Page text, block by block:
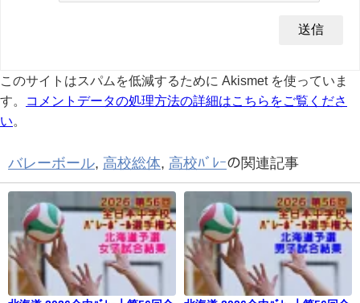
このサイトはスパムを低減するために Akismet を使っていま
す。
コメントデータの処理方法の詳細はこちらをご覧くださ
い。
バレーボール, 高校総体, 高校ﾊﾞﾚｰの関連記事